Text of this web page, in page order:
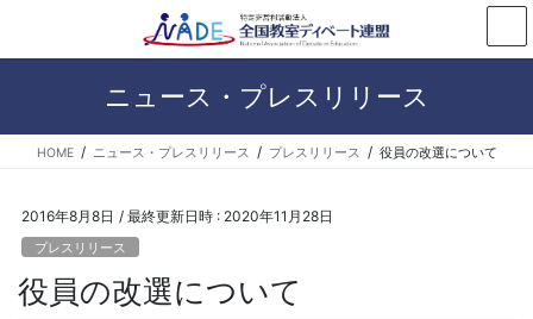
テ
へ
ゲ
ョ
ニュース・プレスリリース
HOME ニュース・プレスリリース プレスリリース 役員の改選について
2016年8月8日 / 最終更新日時 : 2020年11月28日
プレスリリース
役員の改選について